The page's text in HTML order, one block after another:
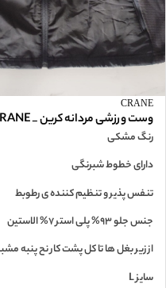
CRANE
وست ورزشی مردانه کرین _ CRANE
رنگ مشکی
دارای خطوط شبرنگی
تنفس پذیر و تنظیم کننده ی رطوبط
جنس جلو 93% پلی استر 7% الاستین
از زیر بغل ها تا کل پشت کار نح پنبه
سایز L